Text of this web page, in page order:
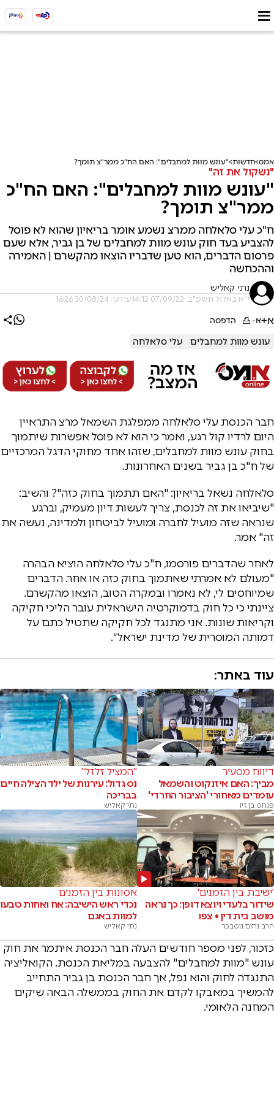
אמס חדשות "עונש מוות למחבלים": האם הח"כ ממר"צ תומך?
"נשקול את זה"
"עונש מוות למחבלים": האם הח"כ
ממר"צ תומך?
ח"כ עלי סלאלחה ממרצ נשמע אומר בריאיון שהוא לא פוסל
להצביע בעד חוק עונש מוות למחבלים של בן גביר, אלא שעם
פרסום הדברים, הוא טען שדבריו הוצאו מהקשרם | האמירה
וההכחשה
נתי קאליש
י"א באלול תשפ"ב, 07/09/22 14:12 עודכן: 30/08/24 16:26
א+א- הדפסה
עונש מוות למחבלים עלי סלאלחה
חבר הכנסת עלי סלאלחה ממפלגת השמאל מרצ התראיין
היום לרדיו קול רגע, ואמר כי הוא לא פוסל אפשרות שיתמוך
בחוק עונש מוות למחבלים, שזהו אחד מחוקי הדגל המרכזיים
של ח"כ בן גביר בשנים האחרונות.
סלאלחה נשאל בריאיון: "האם תתמוך בחוק כזה"? והשיב:
"שיביאו את זה לכנסת, צריך לעשות דיון מעמיק, וברגע
שנראה שזה מועיל לחברה ומועיל לביטחון ולמדינה, נעשה את
זה" אמר.
לאחר שהדברים פורסמו, ח"כ עלי סלאלחה הוציא הבהרה
"מעולם לא אמרתי שאתמוך בחוק כזה או אחר. הדברים
שמיוחסים לי, לא נאמרו ובמקרה הטוב, הוצאו מהקשרם.
ציינתי כי כל חוק בדמוקרטיה הישראלית עובר הליכי חקיקה
וקריאות שונות. אני מתנגד לכל חקיקה שתטיל כתם על
דמותה המוסרית של מדינת ישראל״.
עוד באתר:
דיווח מסעיר
מביך: האם איזנקוט והשמאל
עומדים מאחורי 'הציבור החרדי'
פנחס בן זיו
"המציל זלזל"
נס גדול: עירנות של ילד הצילה חיים
בבריכה
נתי קאליש
'ישיבת בין הזמנים'
שידור בלעדי ויוצא דופן: כך נראה
מושב בית דין • צפו
הרב נחום נוסבכר
אסונות בין הזמנים
נכדי ראש הישיבה: אח ואחות טבעו
למוות באגם
נתי קאליש
כזכור, לפני מספר חודשים העלה חבר הכנסת איתמר את חוק
עונש "מוות למחבלים" להצבעה במליאת הכנסת. הקואליציה
התנגדה לחוק והוא נפל, אך חבר הכנסת בן גביר התחייב
להמשיך במאבקו לקדם את החוק בממשלה הבאה שיקים
המחנה הלאומי.